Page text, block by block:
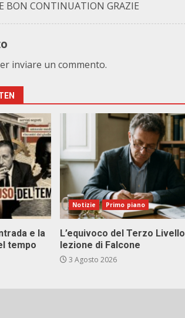
BON CONTINUATION GRAZIE
inviare un commento.
e la
tempo
Notizie Primo piano
L’equivoco del Terzo
lezione di Falcone
3 Agosto 2026